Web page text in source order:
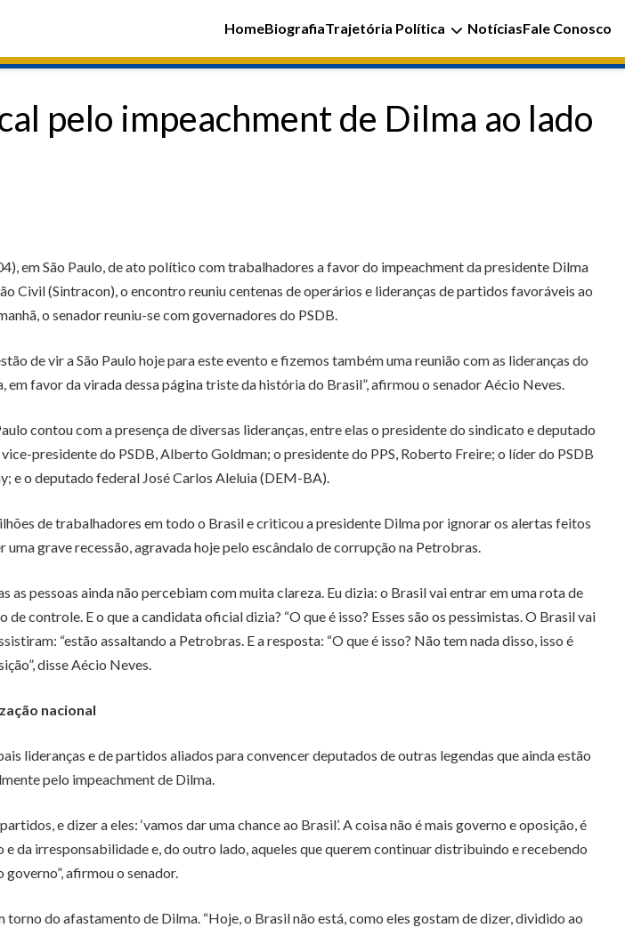
HomeBiografiaTrajetória Política NotíciasFale Conosco
pelo impeachment de Dilma ao lado
em São Paulo, de ato político com trabalhadores a favor do impeachment da presidente Dilma
Civil (Sintracon), o encontro reuniu centenas de operários e lideranças de partidos favoráveis ao
o senador reuniu-se com governadores do PSDB.
de vir a São Paulo hoje para este evento e fizemos também uma reunião com as lideranças do
em favor da virada dessa página triste da história do Brasil”, afirmou o senador Aécio Neves.
contou com a presença de diversas lideranças, entre elas o presidente do sindicato e deputado
presidente do PSDB, Alberto Goldman; o presidente do PPS, Roberto Freire; o líder do PSDB
e o deputado federal José Carlos Aleluia (DEM-BA).
de trabalhadores em todo o Brasil e criticou a presidente Dilma por ignorar os alertas feitos
grave recessão, agravada hoje pelo escândalo de corrupção na Petrobras.
pessoas ainda não percebiam com muita clareza. Eu dizia: o Brasil vai entrar em uma rota de
controle. E o que a candidata oficial dizia? “O que é isso? Esses são os pessimistas. O Brasil vai
“estão assaltando a Petrobras. E a resposta: “O que é isso? Não tem nada disso, isso é
disse Aécio Neves.
nacional
lideranças e de partidos aliados para convencer deputados de outras legendas que ainda estão
pelo impeachment de Dilma.
e dizer a eles: ‘vamos dar uma chance ao Brasil’. A coisa não é mais governo e oposição, é
da irresponsabilidade e, do outro lado, aqueles que querem continuar distribuindo e recebendo
governo”, afirmou o senador.
do afastamento de Dilma. “Hoje, o Brasil não está, como eles gostam de dizer, dividido ao